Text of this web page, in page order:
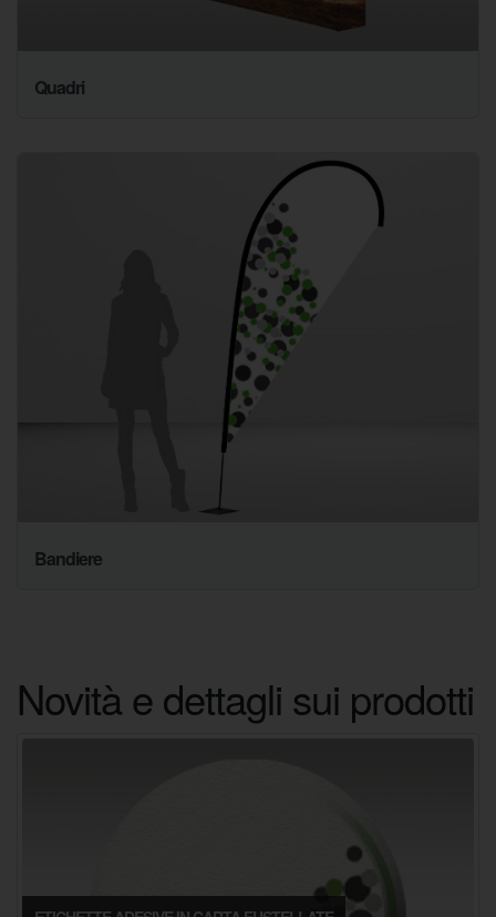
Quadri
Bandiere
Novità e dettagli sui prodotti